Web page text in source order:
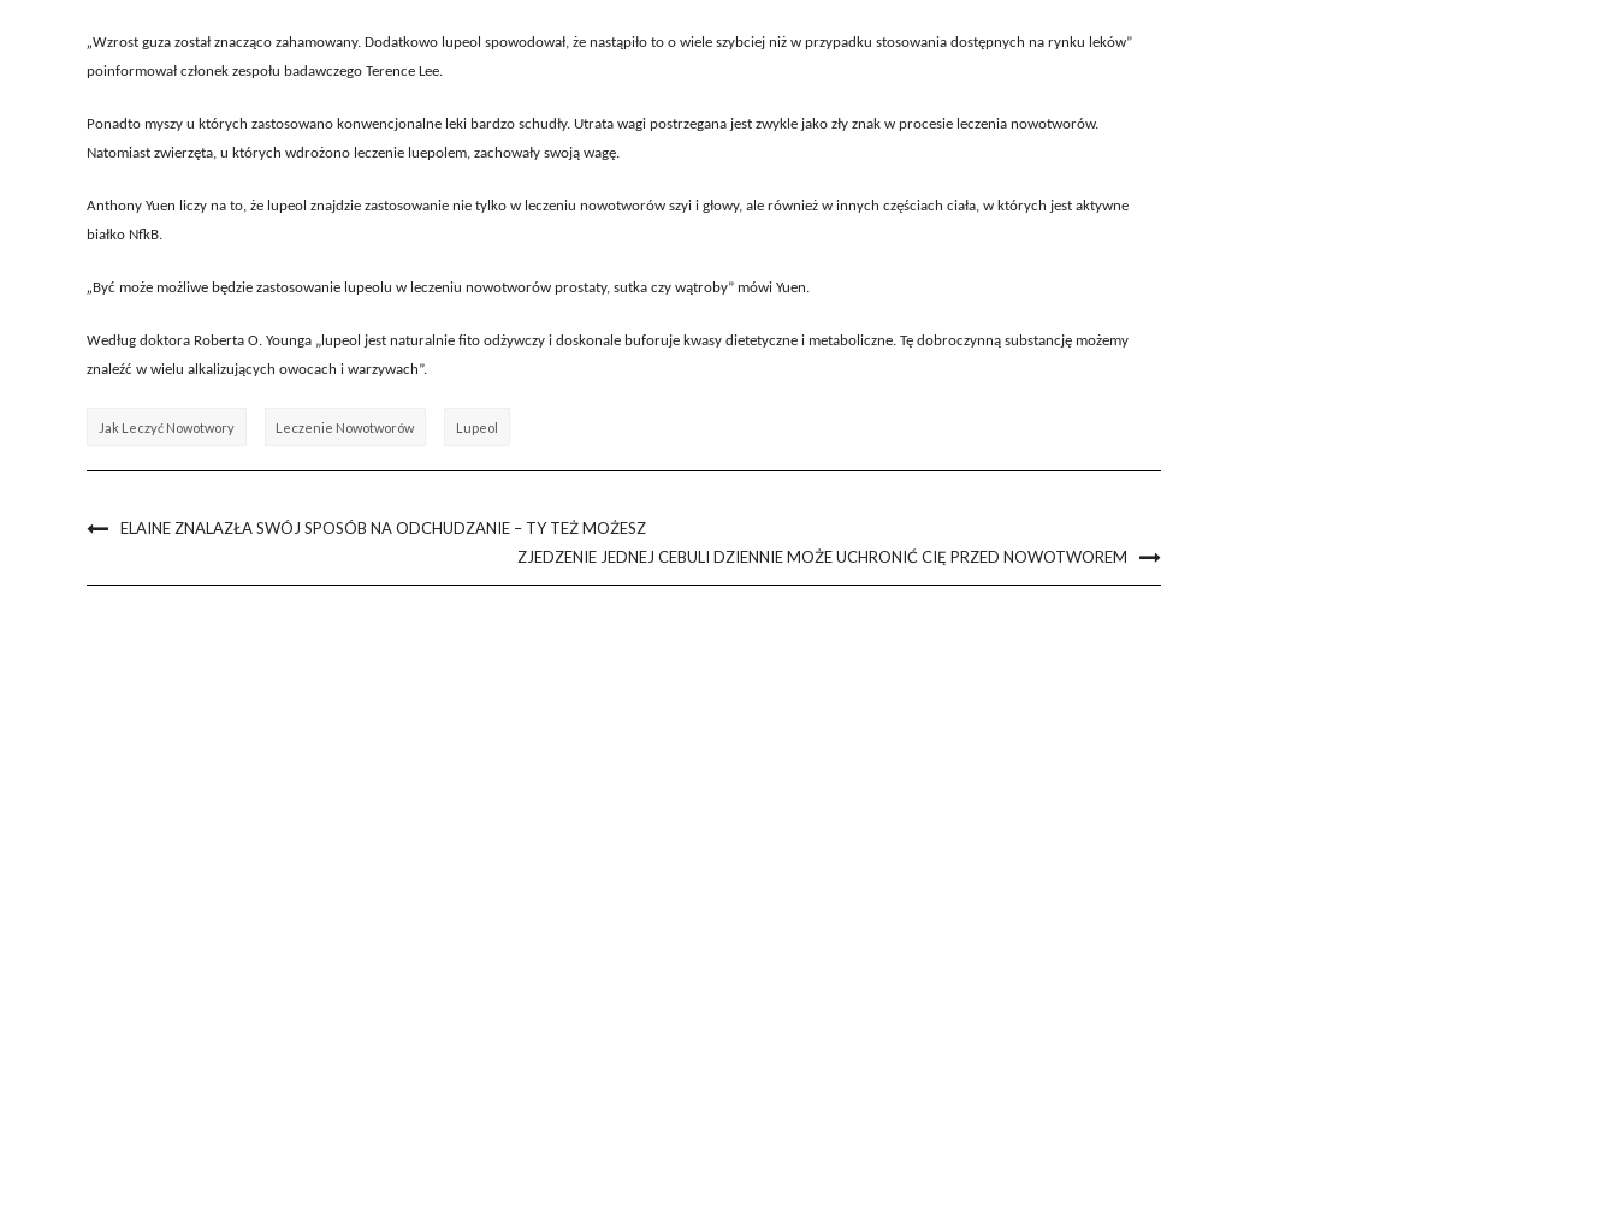
„Wzrost guza został znacząco zahamowany. Dodatkowo lupeol spowodował, że nastąpiło to o wiele szybciej niż w przypadku stosowania dostępnych na rynku leków”
poinformował członek zespołu badawczego Terence Lee.
Ponadto myszy u których zastosowano konwencjonalne leki bardzo schudły. Utrata wagi postrzegana jest zwykle jako zły znak w procesie leczenia nowotworów.
Natomiast zwierzęta, u których wdrożono leczenie luepolem, zachowały swoją wagę.
Anthony Yuen liczy na to, że lupeol znajdzie zastosowanie nie tylko w leczeniu nowotworów szyi i głowy, ale również w innych częściach ciała, w których jest aktywne
białko NfkB.
„ Być może możliwe będzie zastosowanie lupeolu w leczeniu nowotworów prostaty, sutka czy wątroby” mówi Yuen.
Według doktora Roberta O. Younga „lupeol jest naturalnie fito odżywczy i doskonale buforuje kwasy dietetyczne i metaboliczne. Tę dobroczynną substancję możemy
znaleźć w wielu alkalizujących owocach i warzywach”.
Jak Leczyć Nowotwory Leczenie Nowotworów Lupeol
ELAINE ZNALAZŁA SWÓJ SPOSÓB NA ODCHUDZANIE – TY TEŻ MOŻESZ
ZJEDZENIE JEDNEJ CEBULI DZIENNIE MOŻE UCHRONIĆ CIĘ PRZED NOWOTWOREM